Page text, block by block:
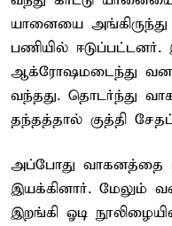
யானையை அங்கிருந்து
பணியில்
ஆக்ரோஷமடைந்து
வந்தது. தொடர்ந்து
தந்தத்தால் குத்தி
அப்போது வாகனத்தை
இயக்கினார். மேலும்
இறங்கி ஓடி